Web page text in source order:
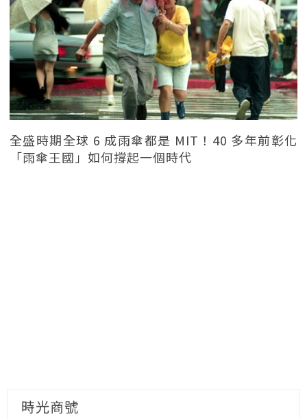
全盛時期全球 6 成雨傘都是 MIT！40 多年前彰化
「雨傘王國」如何撐起一個時代
時光商號